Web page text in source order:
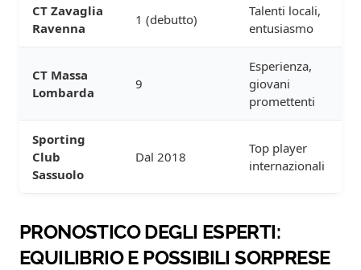
CT Zavaglia
Ravenna
1 (debutto)
Talenti locali,
entusiasmo
CT Massa
Lombarda
9
Esperienza,
giovani
promettenti
Sporting
Club
Sassuolo
Dal 2018
Top player
internazionali
PRONOSTICO DEGLI ESPERTI:
EQUILIBRIO E POSSIBILI SORPRESE